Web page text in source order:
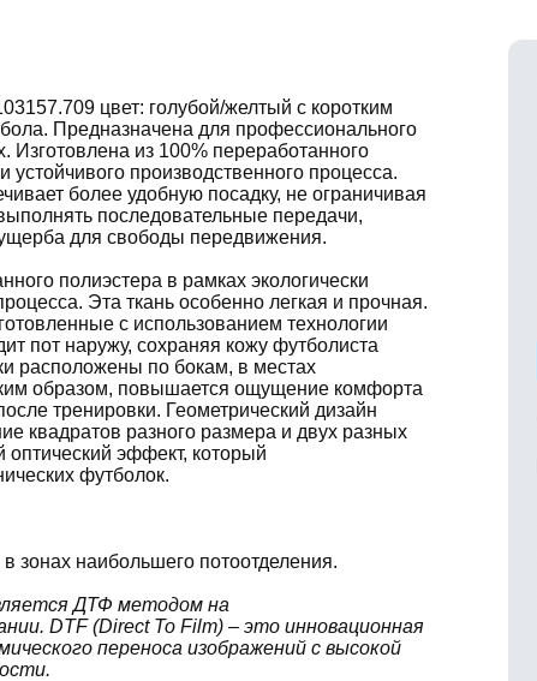
цвет: голубой/желтый с коротким
Предназначена для профессионального
Изготовлена из 100% переработанного
устойчивого производственного процесса.
более удобную посадку, не ограничивая
последовательные передачи,
для свободы передвижения.
полиэстера в рамках экологически
Эта ткань особенно легкая и прочная.
с использованием технологии
пот наружу, сохраняя кожу футболиста
расположены по бокам, в местах
образом, повышается ощущение комфорта
тренировки. Геометрический дизайн
квадратов разного размера и двух разных
оптический эффект, который
футболок.
зонах наибольшего потоотделения.
ДТФ методом на
DTF (Direct To Film) – это инновационная
переноса изображений с высокой